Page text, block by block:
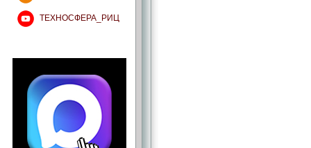
ТЕХНОСФЕРА_РИЦ